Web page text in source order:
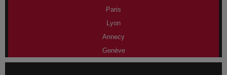
Paris
Lyon
Annecy
Genève